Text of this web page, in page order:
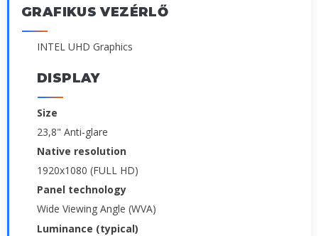
GRAFIKUS VEZÉRLŐ
INTEL UHD Graphics
DISPLAY
Size
23,8" Anti-glare
Native resolution
1920x1080 (FULL HD)
Panel technology
Wide Viewing Angle (WVA)
Luminance (typical)